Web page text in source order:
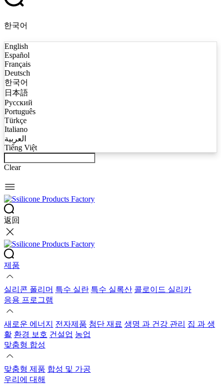
한국어
English
Español
Français
Deutsch
한국어
日本語
Русский
Português
Türkçe
Italiano
العربية
Tiếng Việt
Clear
返回
제품
실리콘 폴리머 특수 실란 특수 실록산 콜로이드 실리카
응용 프로그램
새로운 에너지 전자제품 첨단 재료 생명 과 건강 관리 집 과 생
활 환경 보호 건설업 농업
맞춤형 합성
맞춤형 제품 합성 및 가공
우리에 대해